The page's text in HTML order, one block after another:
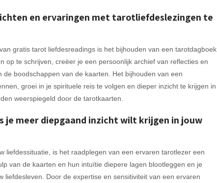
en ervaringen met tarotliefdeslezingen te
gratis tarot liefdesreadings is het bijhouden van een tarotdagboek.
op te schrijven, creëer je een persoonlijk archief van reflecties en
boodschappen van de kaarten. Het bijhouden van een
groei in je spirituele reis te volgen en dieper inzicht te krijgen in
weerspiegeld door de tarotkaarten.
je meer diepgaand inzicht wilt krijgen in jouw
liefdessituatie, is het raadplegen van een ervaren tarotlezer een
van de kaarten en hun intuïtie diepere lagen blootleggen en je
Door de expertise en sensitiviteit van een ervaren